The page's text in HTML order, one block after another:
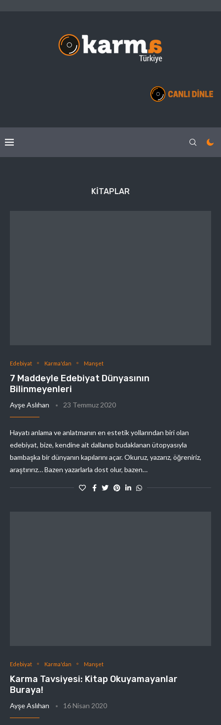
KITAPLAR
Edebiyat Karma'dan Manşet
7 Maddeyle Edebiyat Dünyasının
Bilinmeyenleri
Ayşe Aslıhan 23 Temmuz 2020
Hayatı anlama ve anlatmanın en estetik yollarından biri olan
edebiyat, bize, kendine ait dallanıp budaklanan ütopyasıyla
bambaşka bir dünyanın kapılarını açar. Okuruz, yazarız, öğreniriz,
araştırırız… Bazen yazarlarla dost olur, bazen…
Edebiyat Karma'dan Manşet
Karma Tavsiyesi: Kitap Okuyamayanlar
Buraya!
Ayşe Aslıhan 16 Nisan 2020